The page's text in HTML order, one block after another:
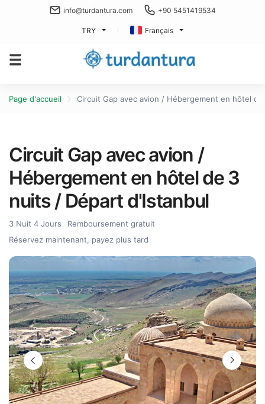
info@turdantura.com +90 5451419534
TRY Français
Page d'accueil Circuit Gap avec avion / Hébergement en hôtel
Circuit Gap avec avion /
Hébergement en hôtel de 3
nuits / Départ d'Istanbul
3 Nuit 4 Jours
Remboursement gratuit
Réservez maintenant, payez plus tard